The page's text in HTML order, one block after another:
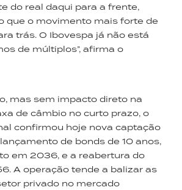
do real daqui para a frente,
que o movimento mais forte de
trás. O Ibovespa já não está
de múltiplos”, afirma o
mas sem impacto direto na
de câmbio no curto prazo, o
confirmou hoje nova captação
de bonds de 10 anos,
em 2036, e a reabertura do
A operação tende a balizar as
privado no mercado